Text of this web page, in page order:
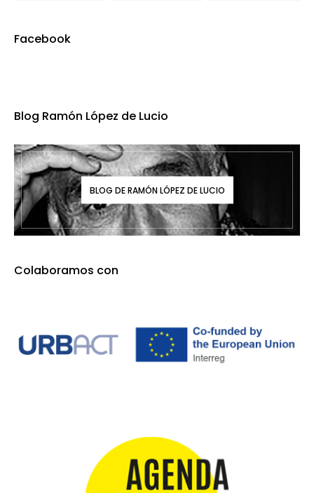
Facebook
Blog Ramón López de Lucio
BLOG DE RAMÓN LÓPEZ DE LUCIO
Colaboramos con